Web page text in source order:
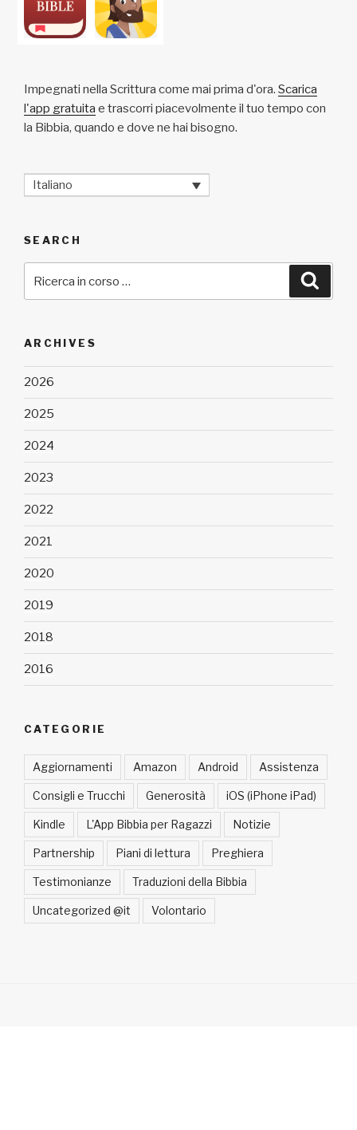
Impegnati nella Scrittura come mai prima d'ora. Scarica
l'app gratuita e trascorri piacevolmente il tuo tempo con
la Bibbia, quando e dove ne hai bisogno.
Italiano
SEARCH
ARCHIVES
2026
2025
2024
2023
2022
2021
2020
2019
2018
2016
CATEGORIE
Aggiornamenti Amazon Android Assistenza
Consigli e Trucchi Generosità iOS (iPhone iPad)
Kindle L'App Bibbia per Ragazzi Notizie
Partnership Piani di lettura Preghiera
Testimonianze Traduzioni della Bibbia
Uncategorized @it Volontario